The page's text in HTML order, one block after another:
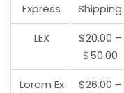
Express
Shipping
LEX
$20.00 –
$50.00
Lorem Ex
$26.00 –